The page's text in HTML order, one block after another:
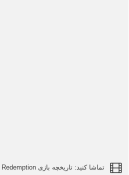
تماشا کنید: تاریخچه بازی Red Dead Redemption